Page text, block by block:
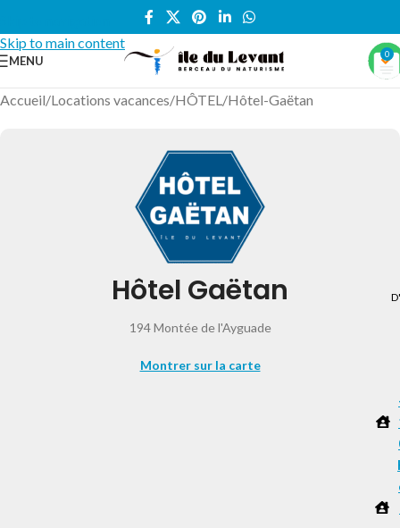
Skip to main content
MENU 0
Accueil/Locations vacances/HÔTEL/Hôtel-Gaëtan
Hôtel Gaëtan
194 Montée de l'Ayguade
Montrer sur la carte